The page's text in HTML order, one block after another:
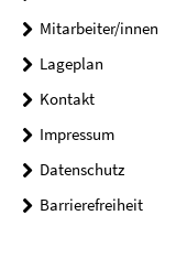
Mitarbeiter/innen
Lageplan
Kontakt
Impressum
Datenschutz
Barrierefreiheit